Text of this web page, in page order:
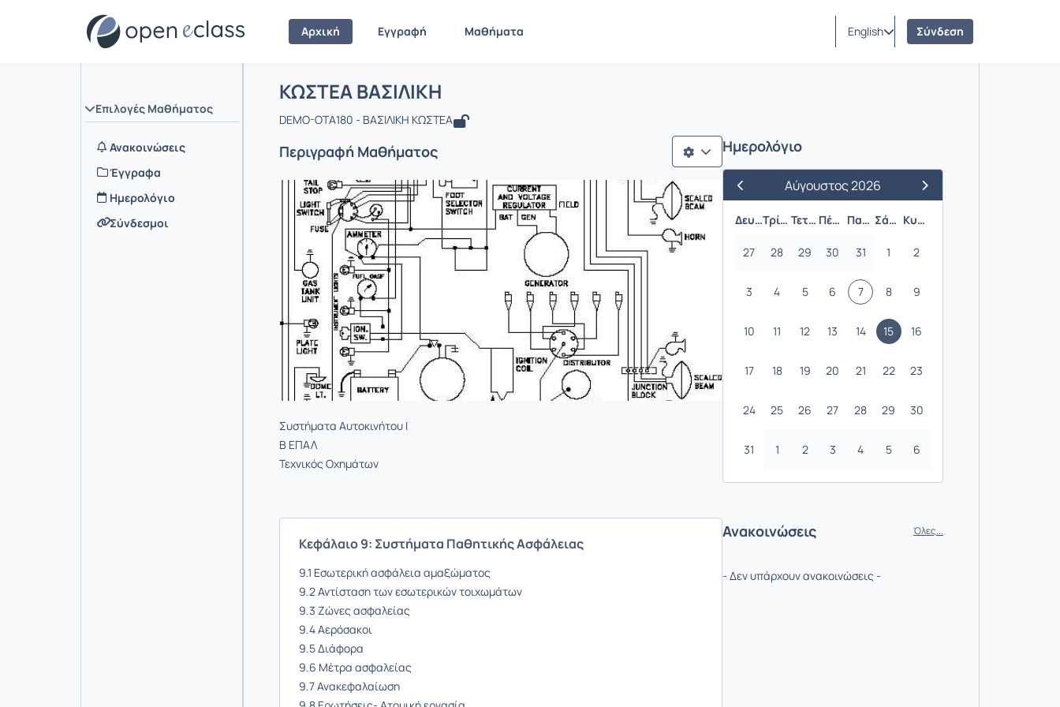
Αρχική Εγγραφή Μαθήματα English Σύνδεση
Επιλογές Μαθήματος
Ανακοινώσεις
Έγγραφα
Ημερολόγιο
Σύνδεσμοι
Αρχική Σελίδα
Μάθημα : ΚΩΣΤΕΑ ΒΑΣΙΛΙΚΗ
ΚΩΣΤΕΑ ΒΑΣΙΛΙΚΗ
DEMO-OTA180 - ΒΑΣΙΛΙΚΗ ΚΩΣΤΕΑ
Περιγραφή Μαθήματος
Συστήματα Αυτοκινήτου Ι
Β ΕΠΑΛ
Τεχνικός Οχημάτων
Κεφάλαιο 9: Συστήματα Παθητικής Ασφάλειας
9.1 Εσωτερική ασφάλεια αμαξώματος
9.2 Αντίσταση των εσωτερικών τοιχωμάτων
9.3 Ζώνες ασφαλείας
9.4 Αερόσακοι
9.5 Διάφορα
9.6 Μέτρα ασφαλείας
9.7 Ανακεφαλαίωση
Ημερολόγιο
Προηγούμενος Μήνας
Αύγουστος 2026
Επόμενος Μήνας
Δευτέρα
Τρίτη Τετάρτη Πέμπτη Παρασκευή Σάββατο Κυριακή
27 28 29 30 31 1 2
3 4 5 6 7 8 9
10 11 12 13 14 15 16
17 18 19 20 21 22 23
24 25 26 27 28 29 30
31 1 2 3 4 5 6
Ανακοινώσεις Όλες...
- Δεν υπάρχουν ανακοινώσεις -